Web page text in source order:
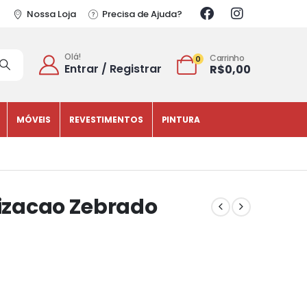
Nossa Loja Precisa de Ajuda?
Olá!
Entrar / Registrar
0 Carrinho
R$0,00
MÓVEIS REVESTIMENTOS PINTURA
Zebrado